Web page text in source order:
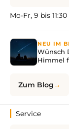
Mo-Fr, 9 bis
NEU IM
Wünsch
Himmel
Zum Blog
Service